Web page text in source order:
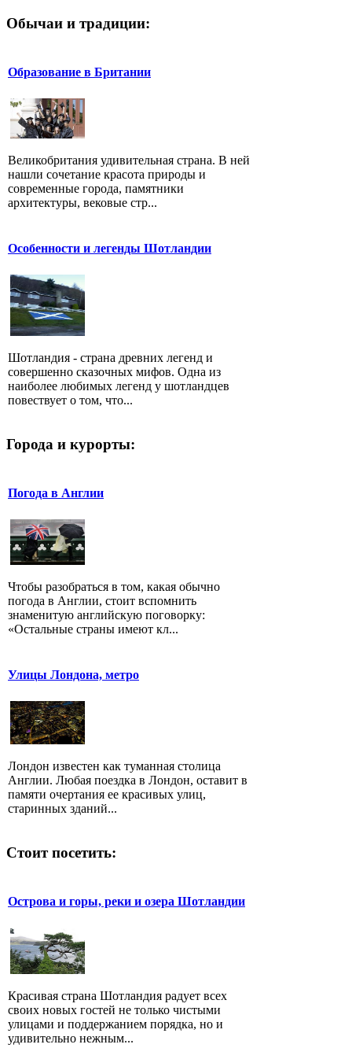
Обычаи и традиции:
Образование в Британии
Великобритания удивительная страна. В ней
нашли сочетание красота природы и
современные города, памятники
архитектуры, вековые стр...
Особенности и легенды Шотландии
Шотландия - страна древних легенд и
совершенно сказочных мифов. Одна из
наиболее любимых легенд у шотландцев
повествует о том, что...
Города и курорты:
Погода в Англии
Чтобы разобраться в том, какая обычно
погода в Англии, стоит вспомнить
знаменитую английскую поговорку:
«Остальные страны имеют кл...
Улицы Лондона, метро
Лондон известен как туманная столица
Англии. Любая поездка в Лондон, оставит в
памяти очертания ее красивых улиц,
старинных зданий...
Стоит посетить:
Острова и горы, реки и озера Шотландии
Красивая страна Шотландия радует всех
своих новых гостей не только чистыми
улицами и поддержанием порядка, но и
удивительно нежным...